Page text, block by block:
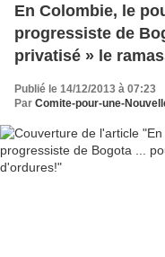
En Colombie, le
progressiste de
privatisé » le
Publié le 14/12/2013 à 07:23
Par Comite-pour-une-